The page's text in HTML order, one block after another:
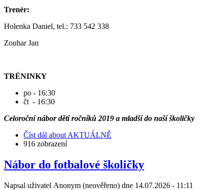
Trenér:
Holenka Daniel, tel.: 733 542 338
Zouhar Jan
TRÉNINKY
po - 16:30
čt - 16:30
Celoroční nábor dětí ročníků 2019 a mladší do naší školičky
Číst dál about AKTUÁLNĚ
916 zobrazení
Nábor do fotbalové školičky
Napsal uživatel Anonym (neověřeno) dne 14.07.2026 - 11:11